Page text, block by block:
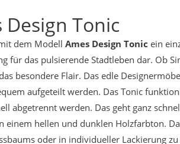
Design Tonic
dem Modell Ames Design Tonic ein
für das pulsierende Stadtleben dar. Ob
besondere Flair. Das edle
aufgeteilt werden. Das Tonic
abgetrennt werden. Das geht ganz
einem hellen und dunklen Holzfarbton.
oder in individueller Lackierung